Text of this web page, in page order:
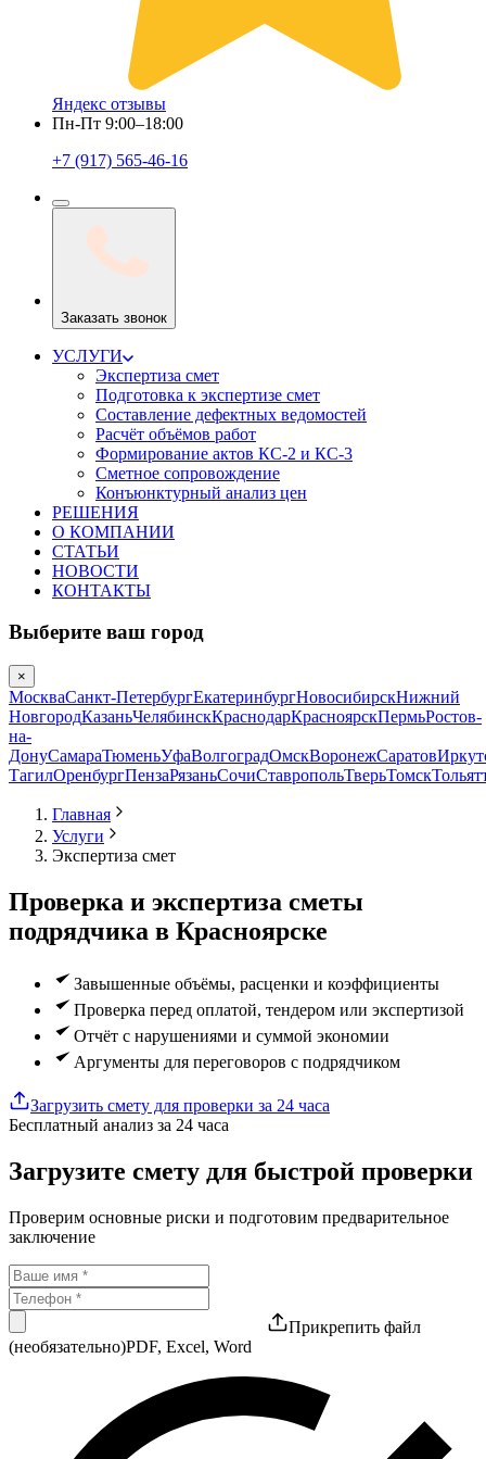
Яндекс отзывы
Пн-Пт 9:00–18:00
+7 (917) 565-46-16
Заказать звонок
УСЛУГИ
Экспертиза смет
Подготовка к экспертизе смет
Составление дефектных ведомостей
Расчёт объёмов работ
Формирование актов КС-2 и КС-3
Сметное сопровождение
Конъюнктурный анализ цен
РЕШЕНИЯ
О КОМПАНИИ
СТАТЬИ
НОВОСТИ
КОНТАКТЫ
Выберите ваш город
×
МоскваСанкт-ПетербургЕкатеринбургНовосибирскНижний
НовгородКазаньЧелябинскКраснодарКрасноярскПермьРостов-
на-
ДонуСамараТюменьУфаВолгоградОмскВоронежСаратов
ТагилОренбургПензаРязаньСочиСтавропольТверьТомск
Главная
Услуги
Экспертиза смет
Проверка и экспертиза сметы
подрядчика в Красноярске
Завышенные объёмы, расценки и коэффициенты
Проверка перед оплатой, тендером или экспертизой
Отчёт с нарушениями и суммой экономии
Аргументы для переговоров с подрядчиком
Загрузить смету для проверки за 24 часа
Бесплатный анализ за 24 часа
Загрузите смету для быстрой проверки
Проверим основные риски и подготовим предварительное
заключение
Прикрепить файл
(необязательно)PDF, Excel, Word